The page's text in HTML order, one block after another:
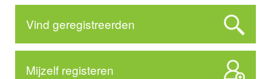
Vind geregistreerden
Mijzelf registeren